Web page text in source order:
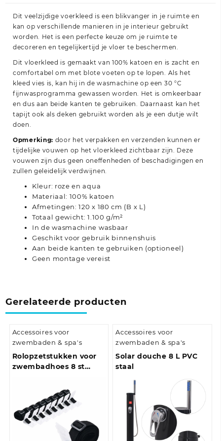
Dit veelzijdige voerkleed is een blikvanger in je ruimte en
kan op verschillende manieren in je interieur gebruikt
worden. Het is een perfecte keuze om je ruimte te
decoreren en tegelijkertijd je vloer te beschermen.
Dit vloerkleed is gemaakt van 100% katoen en is zacht en
comfortabel om met blote voeten op te lopen. Als het
kleed vies is, kan hij in de wasmachine op een 30 °C
fijnwasprogramma gewassen worden. Het is omkeerbaar
en dus aan beide kanten te gebruiken. Daarnaast kan het
tapijt ook als deken gebruikt worden als je een dutje wilt
doen.
Opmerking: door het verpakken en verzenden kunnen er
tijdelijke vouwen op het vloerkleed zichtbaar zijn. Deze
vouwen zijn dus geen oneffenheden of beschadigingen en
zullen geleidelijk verdwijnen.
Kleur: roze en aqua
Materiaal: 100% katoen
Afmetingen: 120 x 180 cm (B x L)
Totaal gewicht: 1.100 g/m²
In de wasmachine wasbaar
Geschikt voor gebruik binnenshuis
Aan beide kanten te gebruiken (optioneel)
Geen montage vereist
Gerelateerde producten
Accessoires voor
zwembaden & spa's
Rolopzetstukken voor
zwembadhoes 8 st
Accessoires voor
zwembaden & spa's
Solar douche 8 L PVC
staal